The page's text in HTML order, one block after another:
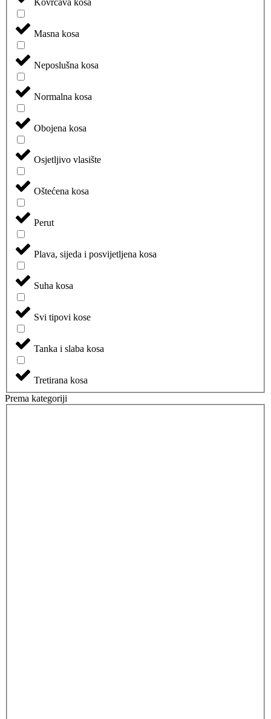
Masna kosa
Neposlušna kosa
Normalna kosa
Obojena kosa
Osjetljivo vlasište
Oštećena kosa
Perut
Plava, sijeda i posvijetljena kosa
Suha kosa
Svi tipovi kose
Tanka i slaba kosa
Tretirana kosa
Prema kategoriji